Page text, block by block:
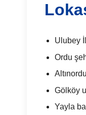
Ulubey
Ordu
Gölköy
Yayla